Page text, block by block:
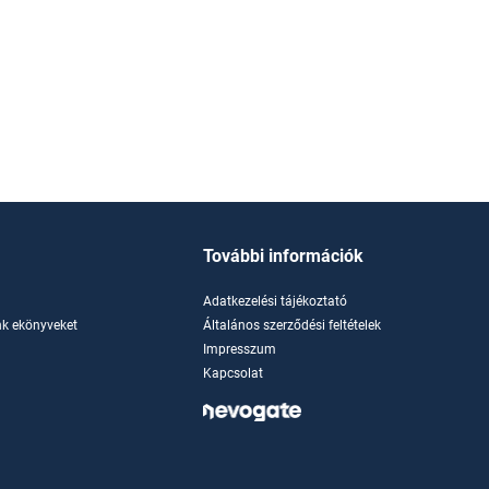
ekönyveket
További információk
Adatkezelési tájékoztató
Általános szerződési feltételek
Impresszum
Kapcsolat